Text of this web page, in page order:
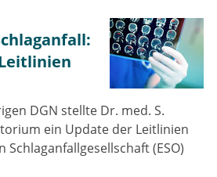
DGN stellte Dr. med. S.
ein Update der Leitlinien
Schlaganfallgesellschaft (ESO)